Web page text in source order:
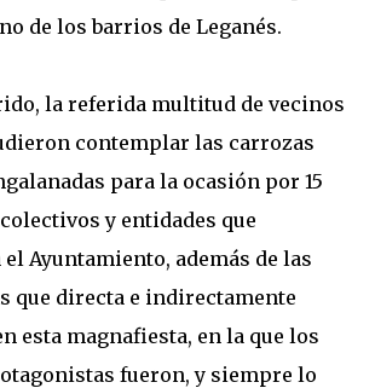
de los barrios de Leganés.
la referida multitud de vecinos
contemplar las carrozas
para la ocasión por 15
y entidades que
Ayuntamiento, además de las
que directa e indirectamente
esta magnafiesta, en la que los
fueron, y siempre lo